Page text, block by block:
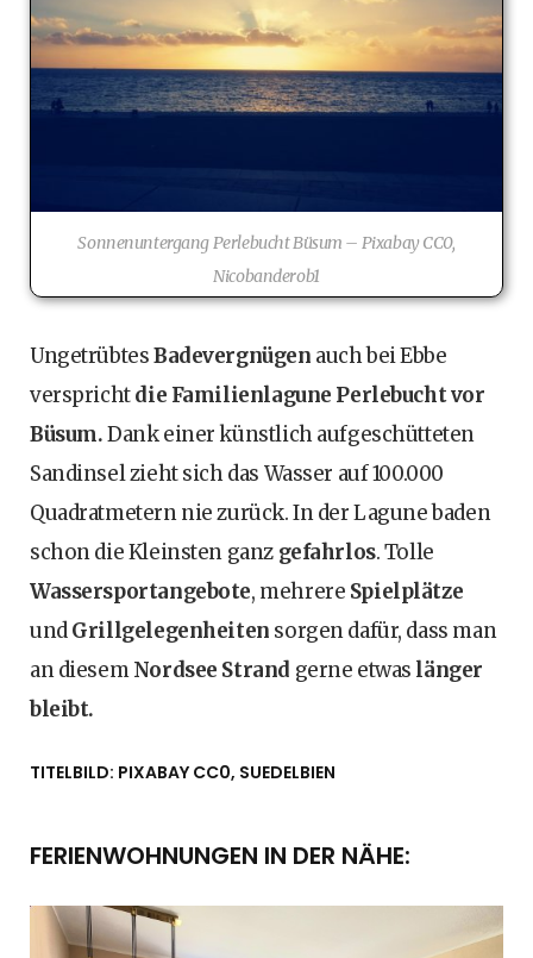
Sonnenuntergang Perlebucht Büsum – Pixabay CC0,
Nicobanderob1
UngetrübtesBadevergnügen auch bei Ebbe
versprichtdie Familienlagune Perlebucht vor
Büsum.Dank einer künstlich aufgeschütteten
Sandinsel zieht sich das Wasser auf 100.000
Quadratmetern nie zurück. In der Lagune baden
schon die Kleinsten ganz gefahrlos. Tolle
Wassersportangebote, mehrere Spielplätze
undGrillgelegenheiten sorgen dafür, dass man
an diesemNordsee Strand gerne etwas länger
bleibt.
TITELBILD: PIXABAY CC0, SUEDELBIEN
FERIENWOHNUNGEN IN DER NÄHE: